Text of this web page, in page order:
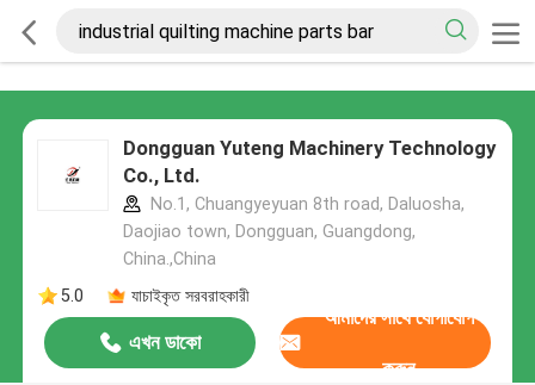
Dongguan Yuteng Machinery Technology
Co., Ltd.
No.1, Chuangyeyuan 8th road, Daluosha,
Daojiao town, Dongguan, Guangdong,
China.,China
5.0
যাচাইকৃত সরবরাহকারী
এখন ডাকো
আমাদের সাথে যোগাযোগ
করুন